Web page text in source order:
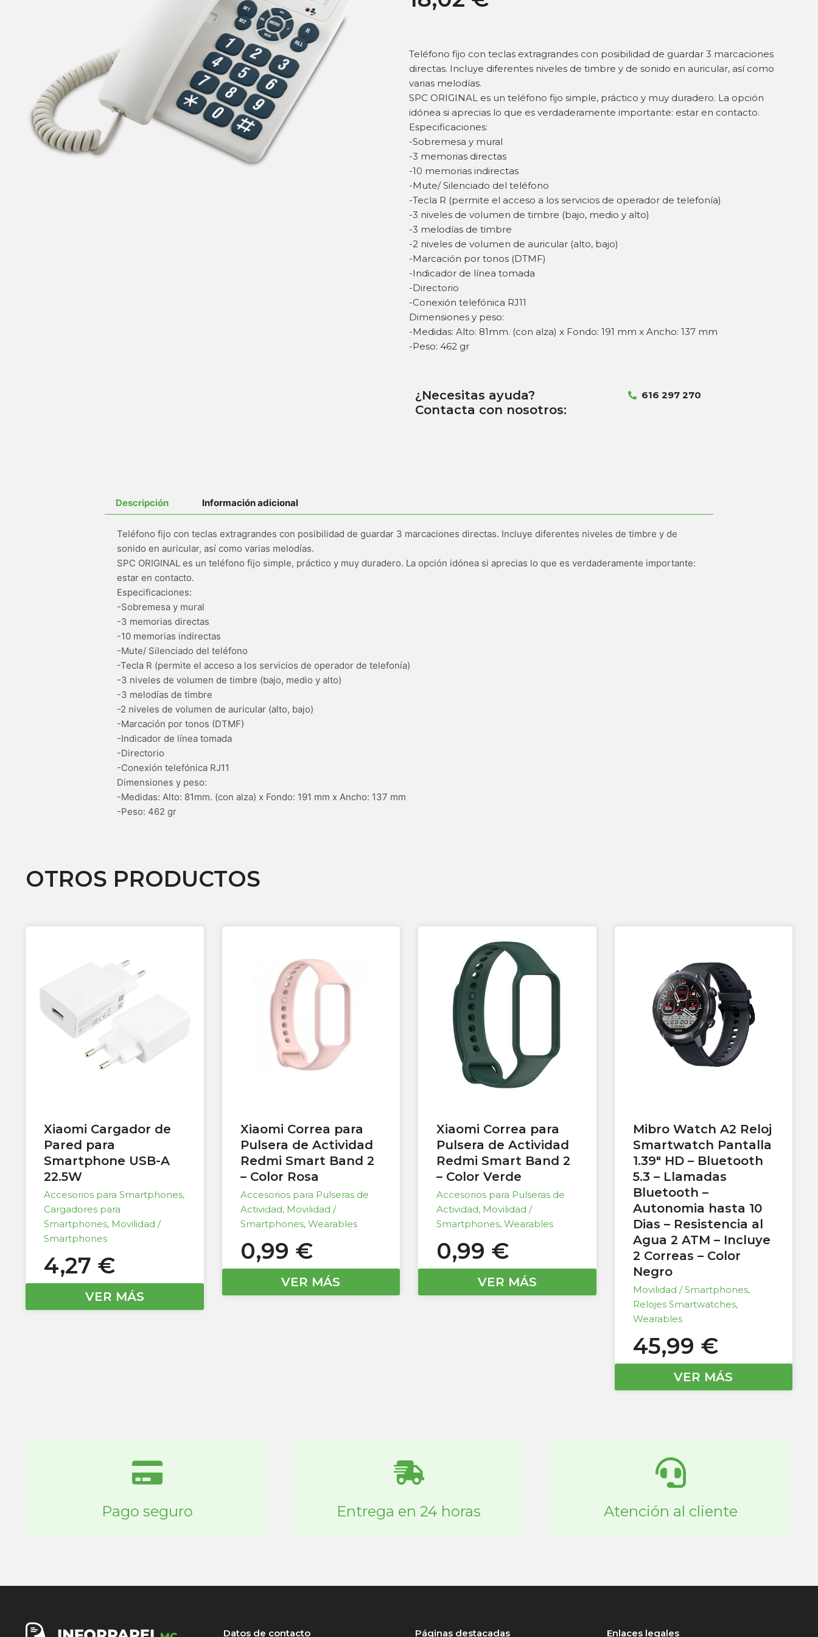
Teléfono fijo con teclas extragrandes con posibilidad de guardar 3 marcaciones
directas. Incluye diferentes niveles de timbre y de sonido en auricular, así como
varias melodías.
SPC ORIGINAL es un teléfono fijo simple, práctico y muy duradero. La opción
idónea si aprecias lo que es verdaderamente importante: estar en contacto.
Especificaciones:
-Sobremesa y mural
-3 memorias directas
-10 memorias indirectas
-Mute/ Silenciado del teléfono
-Tecla R (permite el acceso a los servicios de operador de telefonía)
-3 niveles de volumen de timbre (bajo, medio y alto)
-3 melodías de timbre
-2 niveles de volumen de auricular (alto, bajo)
-Marcación por tonos (DTMF)
-Indicador de línea tomada
-Directorio
-Conexión telefónica RJ11
Dimensiones y peso:
-Medidas: Alto: 81mm. (con alza) x Fondo: 191 mm x Ancho: 137 mm
-Peso: 462 gr
¿Necesitas ayuda?
Contacta con nosotros:
616 297 270
Descripción Información adicional
Teléfono fijo con teclas extragrandes con posibilidad de guardar 3 marcaciones directas. Incluye diferentes niveles de timbre y de
sonido en auricular, así como varias melodías.
SPC ORIGINAL es un teléfono fijo simple, práctico y muy duradero. La opción idónea si aprecias lo que es verdaderamente importante:
estar en contacto.
Especificaciones:
-Sobremesa y mural
-3 memorias directas
-10 memorias indirectas
-Mute/ Silenciado del teléfono
-Tecla R (permite el acceso a los servicios de operador de telefonía)
-3 niveles de volumen de timbre (bajo, medio y alto)
-3 melodías de timbre
-2 niveles de volumen de auricular (alto, bajo)
-Marcación por tonos (DTMF)
-Indicador de línea tomada
-Directorio
-Conexión telefónica RJ11
Dimensiones y peso:
-Medidas: Alto: 81mm. (con alza) x Fondo: 191 mm x Ancho: 137 mm
-Peso: 462 gr
OTROS PRODUCTOS
Xiaomi Cargador de
Pared para
Smartphone USB-A
22.5W
Accesorios para Smartphones,
Cargadores para
Smartphones, Movilidad /
Smartphones
4,27 €
VER MÁS
Xiaomi Correa para
Pulsera de Actividad
Redmi Smart Band 2
– Color Rosa
Accesorios para Pulseras de
Actividad, Movilidad /
Smartphones, Wearables
0,99 €
VER MÁS
Xiaomi Correa para
Pulsera de Actividad
Redmi Smart Band 2
– Color Verde
Accesorios para Pulseras de
Actividad, Movilidad /
Smartphones, Wearables
0,99 €
VER MÁS
Mibro Watch A2 Reloj
Smartwatch Pantalla
1.39″ HD – Bluetooth
5.3 – Llamadas
Bluetooth –
Autonomia hasta 10
Dias – Resistencia al
Agua 2 ATM – Incluye
2 Correas – Color
Negro
Movilidad / Smartphones,
Relojes Smartwatches,
Wearables
45,99 €
VER MÁS
Pago seguro Entrega en 24 horas Atención al cliente
Datos de contacto Páginas destacadas Enlaces legales